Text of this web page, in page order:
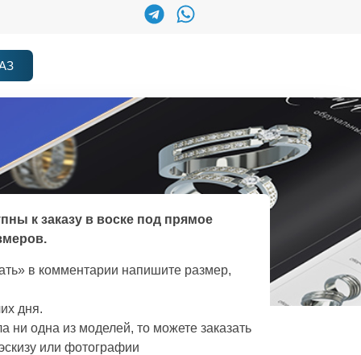
к заказу в воске под прямое
в комментарии напишите размер,
дня.
ни одна из моделей, то можете заказать
или фотографии